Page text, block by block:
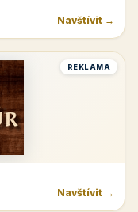
Navštívit →
REKLAMA
Navštívit →